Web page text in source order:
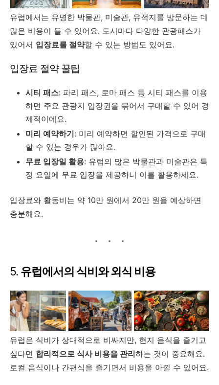
유럽에서는 유명한 박물관, 미술관, 유적지를 방문하는 데
많은 비용이 들 수 있어요. 도시마다 다양한 관광패스가
있어서 입장료를 절약할 수 있는 방법도 있어요.
입장료 절약 꿀팁
시티 패스: 파리 패스, 로마 패스 등 시티 패스를 이용
하면 주요 관광지 입장권을 묶어서 구매할 수 있어 경
제적이에요.
미리 예약하기: 미리 예약하면 할인된 가격으로 구매
할 수 있는 경우가 많아요.
무료 입장일 활용: 유럽의 많은 박물관과 미술관은 특
정 요일에 무료 입장을 제공하니 이를 활용하세요.
입장료와 활동비는 약 10만 원에서 20만 원을 예상하면
충분해요.
5. 유럽에서의 식비와 외식 비용
유럽은 식비가 상대적으로 비싸지만, 현지 음식을 즐기고
싶다면 합리적으로 식사 비용을 관리하는 것이 중요해요.
로컬 음식이나 간편식을 즐기면서 비용을 아낄 수 있어요.